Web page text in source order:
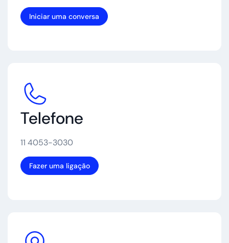
Iniciar uma conversa
Telefone
11 4053-3030
Fazer uma ligação